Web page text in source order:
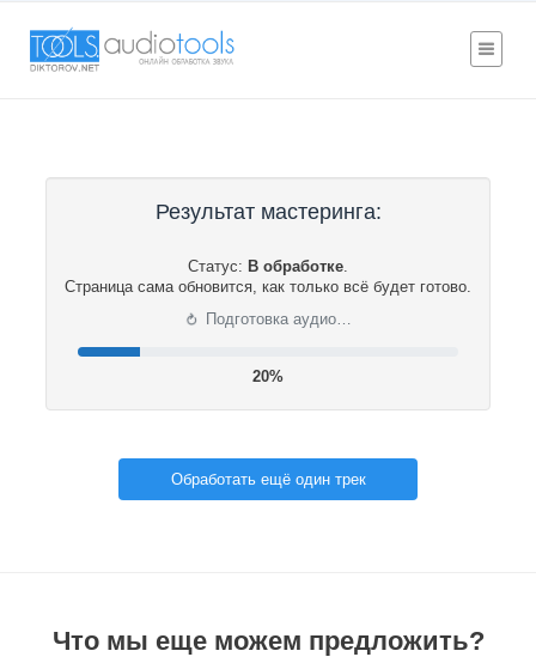
Результат мастеринга:
Статус: В обработке.
Страница сама обновится, как только всё будет готово.
⟳ Подготовка аудио…
20%
Обработать ещё один трек
Что мы еще можем предложить?